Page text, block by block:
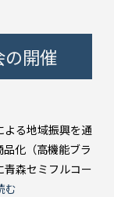
の開催
る地域振興を通
化（高機能ブラ
青森セミフルコー
む